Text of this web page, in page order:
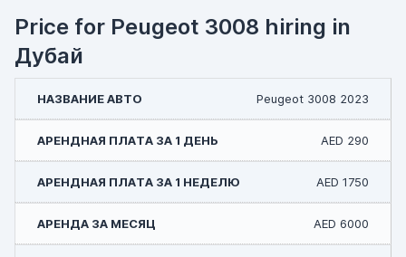
Price for Peugeot 3008 hiring in
Дубай
Peugeot 3008 2023
AED 290
AED 1750
AED 6000